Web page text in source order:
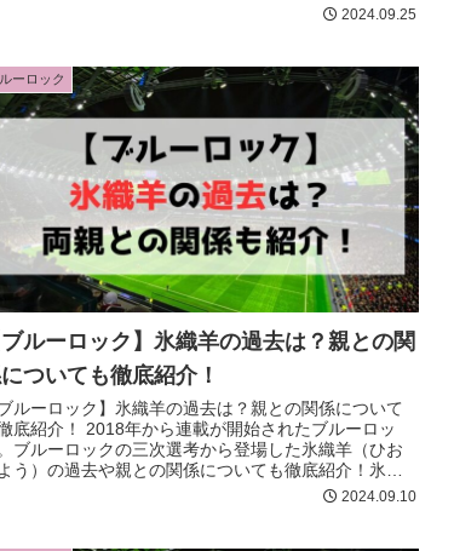
2024.09.25
ーロック
ブルーロック】氷織羊の過去は？親との関
ついても徹底紹介！
ブルーロック】氷織羊の過去は？親との関係について
底紹介！ 2018年から連載が開始されたブルーロッ
ブルーロックの三次選考から登場した氷織羊（ひお
う）の過去や親との関係についても徹底紹介！氷織
2024.09.10